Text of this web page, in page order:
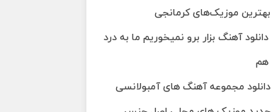
بهترین موزیک‌های کرمانجی
دانلود آهنگ بزار برو نمیخوریم ما به درد
هم
دانلود مجموعه آهنگ های آمبولانسی